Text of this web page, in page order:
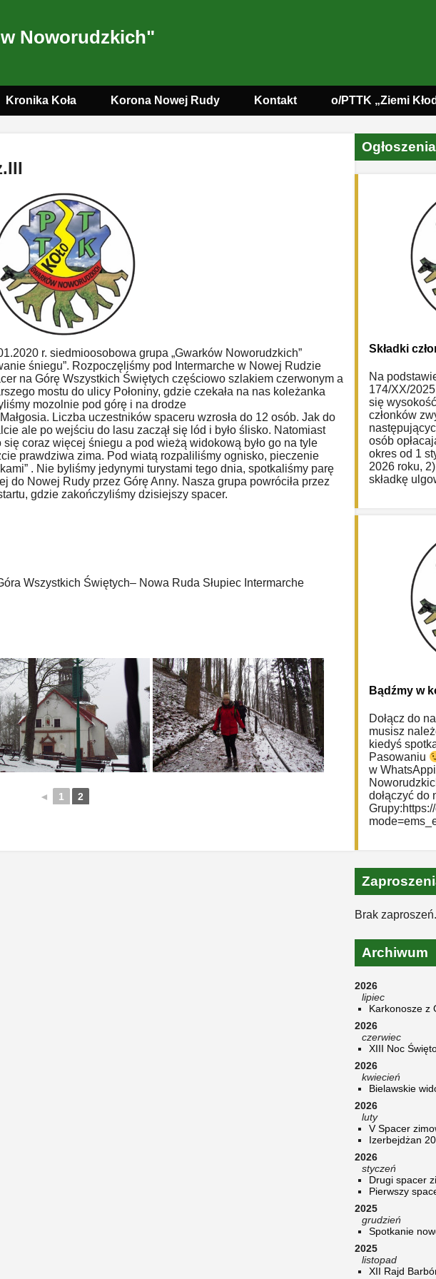
Noworudzkich"
Kronika Koła Korona Nowej Rudy Kontakt o/PTTK „Ziemi
r. siedmioosobowa grupa „Gwarków Noworudzkich”
śniegu”. Rozpoczęliśmy pod Intermarche w Nowej Rudzie
na Górę Wszystkich Świętych częściowo szlakiem czerwonym a
mostu do ulicy Połoniny, gdzie czekała na nas koleżanka
mozolnie pod górę i na drodze
Liczba uczestników spaceru wzrosła do 12 osób. Jak do
ale po wejściu do lasu zaczął się lód i było ślisko. Natomiast
coraz więcej śniegu a pod wieżą widokową było go na tyle
prawdziwa zima. Pod wiatą rozpaliliśmy ognisko, pieczenie
. Nie byliśmy jedynymi turystami tego dnia, spotkaliśmy parę
do Nowej Rudy przez Górę Anny. Nasza grupa powróciła przez
gdzie zakończyliśmy dzisiejszy spacer.
Wszystkich Świętych– Nowa Ruda Słupiec Intermarche
◄ 1 2
Ogłoszenia
Składki
Na
174/XX/
się
członków
osób
okres od 1
2026 roku,
składkę
Bądźmy w
Dołącz do
musisz
kiedyś
Pasowaniu
w
dołączyć do
Brak zaproszeń.
Archiwum
2026
lipiec
Karkonosze z
2026
czerwiec
XIII Noc
2026
kwiecień
Bielawskie
2026
luty
V Spacer
Izerbejdżan
2026
styczeń
Drugi spacer
Pierwszy
2025
grudzień
Spotkanie
2025
listopad
XII Rajd